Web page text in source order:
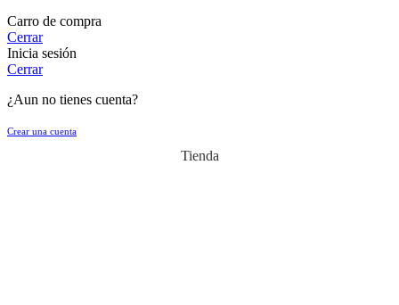
Carro de compra
Cerrar
Inicia sesión
Cerrar
¿Aun no tienes cuenta?
Crear una cuenta
Tienda